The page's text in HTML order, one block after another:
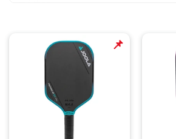
Joola có sự đầu tư mạnh mẽ vào việc
Vợt Pickleball , đem đến sự đa
cộng đồng người chơi. Hiện nay, các sản
Joola đã được biết đến, yêu thích và trở
hết các quốc gia trên thế giới.
️️📌